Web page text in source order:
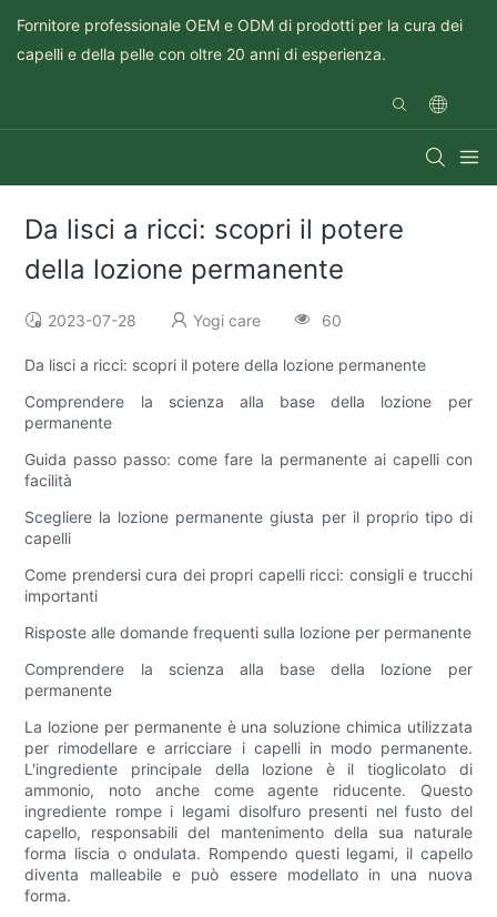
Fornitore professionale OEM e ODM di prodotti per la cura dei
capelli e della pelle con oltre 20 anni di esperienza.
Da lisci a ricci: scopri il potere
della lozione permanente
2023-07-28 Yogi care 60
Da lisci a ricci: scopri il potere della lozione permanente
Comprendere la scienza alla base della lozione per
permanente
Guida passo passo: come fare la permanente ai capelli con
facilità
Scegliere la lozione permanente giusta per il proprio tipo di
capelli
Come prendersi cura dei propri capelli ricci: consigli e trucchi
importanti
Risposte alle domande frequenti sulla lozione per permanente
Comprendere la scienza alla base della lozione per
permanente
La lozione per permanente è una soluzione chimica utilizzata
per rimodellare e arricciare i capelli in modo permanente.
L'ingrediente principale della lozione è il tioglicolato di
ammonio, noto anche come agente riducente. Questo
ingrediente rompe i legami disolfuro presenti nel fusto del
capello, responsabili del mantenimento della sua naturale
forma liscia o ondulata. Rompendo questi legami, il capello
diventa malleabile e può essere modellato in una nuova
forma.